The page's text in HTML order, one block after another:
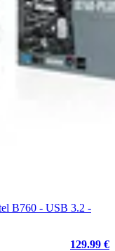
B760 - USB 3.2 -
129.99 €